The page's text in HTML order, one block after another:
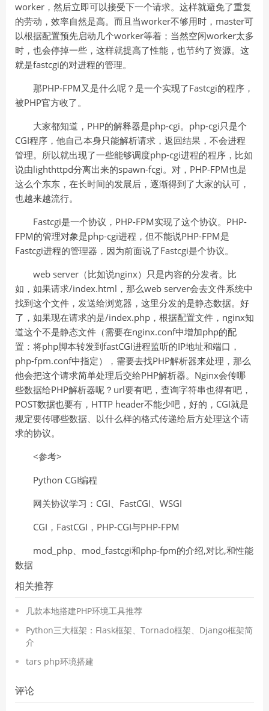
worker，然后立即可以接受下一个请求。这样就避免了重复
的劳动，效率自然是高。而且当worker不够用时，master可
以根据配置预先启动几个worker等着；当然空闲worker太多
时，也会停掉一些，这样就提高了性能，也节约了资源。这
就是fastcgi的对进程的管理。
那PHP-FPM又是什么呢？是一个实现了Fastcgi的程序，
被PHP官方收了。
大家都知道，PHP的解释器是php-cgi。php-cgi只是个
CGI程序，他自己本身只能解析请求，返回结果，不会进程
管理。所以就出现了一些能够调度php-cgi进程的程序，比如
说由lighthttpd分离出来的spawn-fcgi。对，PHP-FPM也是
这么个东东，在长时间的发展后，逐渐得到了大家的认可，
也越来越流行。
Fastcgi是一个协议，PHP-FPM实现了这个协议。PHP-
FPM的管理对象是php-cgi进程，但不能说PHP-FPM是
Fastcgi进程的管理器，因为前面说了Fastcgi是个协议。
web server（比如说nginx）只是内容的分发者。比
如，如果请求/index.html，那么web server会去文件系统中
找到这个文件，发送给浏览器，这里分发的是静态数据。好
了，如果现在请求的是/index.php，根据配置文件，nginx知
道这个不是静态文件（需要在nginx.conf中增加php的配
置：将php脚本转发到fastCGI进程监听的IP地址和端口，
php-fpm.conf中指定），需要去找PHP解析器来处理，那么
他会把这个请求简单处理后交给PHP解析器。Nginx会传哪
些数据给PHP解析器呢？url要有吧，查询字符串也得有吧，
POST数据也要有，HTTP header不能少吧，好的，CGI就是
规定要传哪些数据、以什么样的格式传递给后方处理这个请
求的协议。
<参考>
Python CGI编程
网关协议学习：CGI、FastCGI、WSGI
CGI，FastCGI，PHP-CGI与PHP-FPM
mod_php、mod_fastcgi和php-fpm的介绍,对比,和性能
数据
相关推荐
几款本地搭建PHP环境工具推荐
Python三大框架：Flask框架、Tornado框架、Django框架简
介
tars php环境搭建
评论